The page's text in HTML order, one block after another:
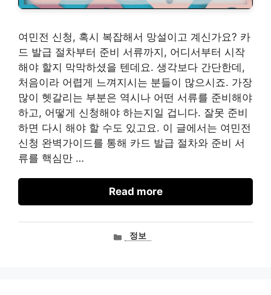
여민전 신청, 혹시 복잡해서 망설이고 계신가요? 카
드 발급 절차부터 준비 서류까지, 어디서부터 시작
해야 할지 막막하셨을 텐데요. 생각보다 간단한데,
처음이라 어렵게 느껴지시는 분들이 많으시죠. 가장
많이 헷갈리는 부분은 역시나 어떤 서류를 준비해야
하고, 어떻게 신청해야 하는지일 겁니다. 잘못 준비
하면 다시 해야 할 수도 있고요. 이 글에서는 여민전
신청 완벽가이드를 통해 카드 발급 절차와 준비 서
류를 핵심만 …
Read more
카정보